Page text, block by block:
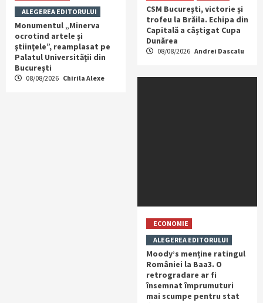
ALEGEREA EDITORULUI
Monumentul „Minerva
ocrotind artele şi
ştiinţele”, reamplasat pe
Palatul Universităţii din
Bucureşti
08/08/2026 Chirila Alexe
CSM București, victorie și
trofeu la Brăila. Echipa din
Capitală a câștigat Cupa
Dunărea
08/08/2026 Andrei Dascalu
ECONOMIE
ALEGEREA EDITORULUI
Moody’s menține ratingul
României la Baa3. O
retrogradare ar fi
însemnat împrumuturi
mai scumpe pentru stat